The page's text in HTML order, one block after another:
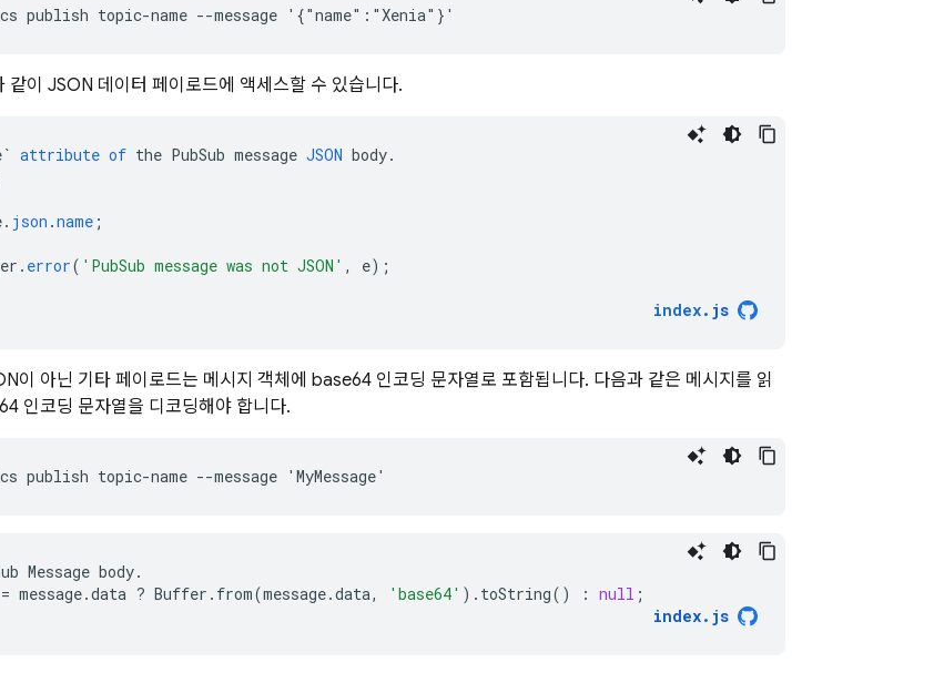
같이 JSON 데이터 페이로드에 액세스할 수 있습니다.
attribute of the PubSub message JSON body.
. json .name ;
. error( 'PubSub message was not JSON' , e);
index. js
이 아닌 기타 페이로드는 메시지 객체에 base64 인코딩 문자열로 포함됩니다. 다음과 같은 메시지를 읽
인코딩 문자열을 디코딩해야 합니다.
Message body.
= message.data ? Buffer . from(message.data, 'base64' ) . toString() : null ;
index. js